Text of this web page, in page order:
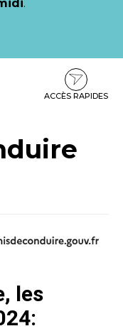
.
ACCÈS RAPIDES
les